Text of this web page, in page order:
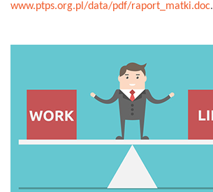
www.ptps.org.pl/data/pdf/raport_matki.doc.